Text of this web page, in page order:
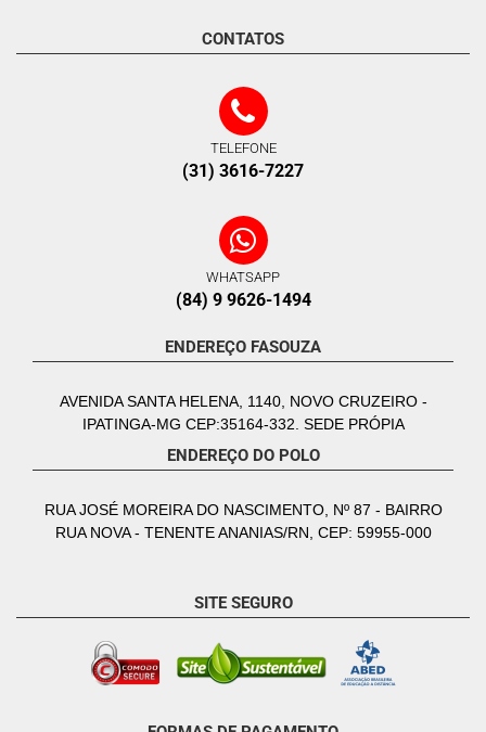
CONTATOS
TELEFONE
(31) 3616-7227
WHATSAPP
(84) 9 9626-1494
ENDEREÇO FASOUZA
AVENIDA SANTA HELENA, 1140, NOVO CRUZEIRO -
IPATINGA-MG CEP:35164-332. SEDE PRÓPIA
ENDEREÇO DO POLO
RUA JOSÉ MOREIRA DO NASCIMENTO, Nº 87 - BAIRRO
RUA NOVA - TENENTE ANANIAS/RN, CEP: 59955-000
SITE SEGURO